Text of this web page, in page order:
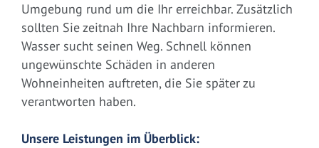
Umgebung rund um die Ihr erreichbar. Zusätzlich
sollten Sie zeitnah Ihre Nachbarn informieren.
Wasser sucht seinen Weg. Schnell können
ungewünschte Schäden in anderen
Wohneinheiten auftreten, die Sie später zu
verantworten haben.
Unsere Leistungen im Überblick: